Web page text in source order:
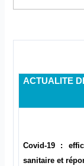
ACTUALITE
Covid-19 :
sanitaire et